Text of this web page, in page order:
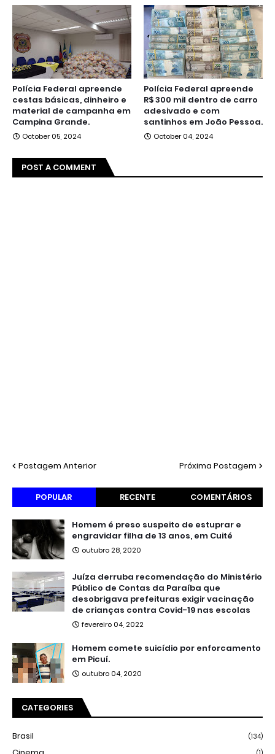
Polícia Federal apreende
cestas básicas, dinheiro e
material de campanha em
Campina Grande.
October 05, 2024
Polícia Federal apreende
R$ 300 mil dentro de carro
adesivado e com
santinhos em João Pessoa.
October 04, 2024
POST A COMMENT
Postagem Anterior Próxima Postagem
POPULAR RECENTE COMENTÁRIOS
Homem é preso suspeito de estuprar e
engravidar filha de 13 anos, em Cuité
outubro 28, 2020
Juíza derruba recomendação do Ministério
Público de Contas da Paraíba que
desobrigava prefeituras exigir vacinação
de crianças contra Covid-19 nas escolas
fevereiro 04, 2022
Homem comete suicídio por enforcamento
em Picuí.
outubro 04, 2020
CATEGORIES
Brasil (134)